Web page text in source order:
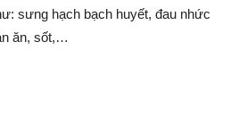
sưng hạch bạch huyết, đau nhức
ăn, sốt,…